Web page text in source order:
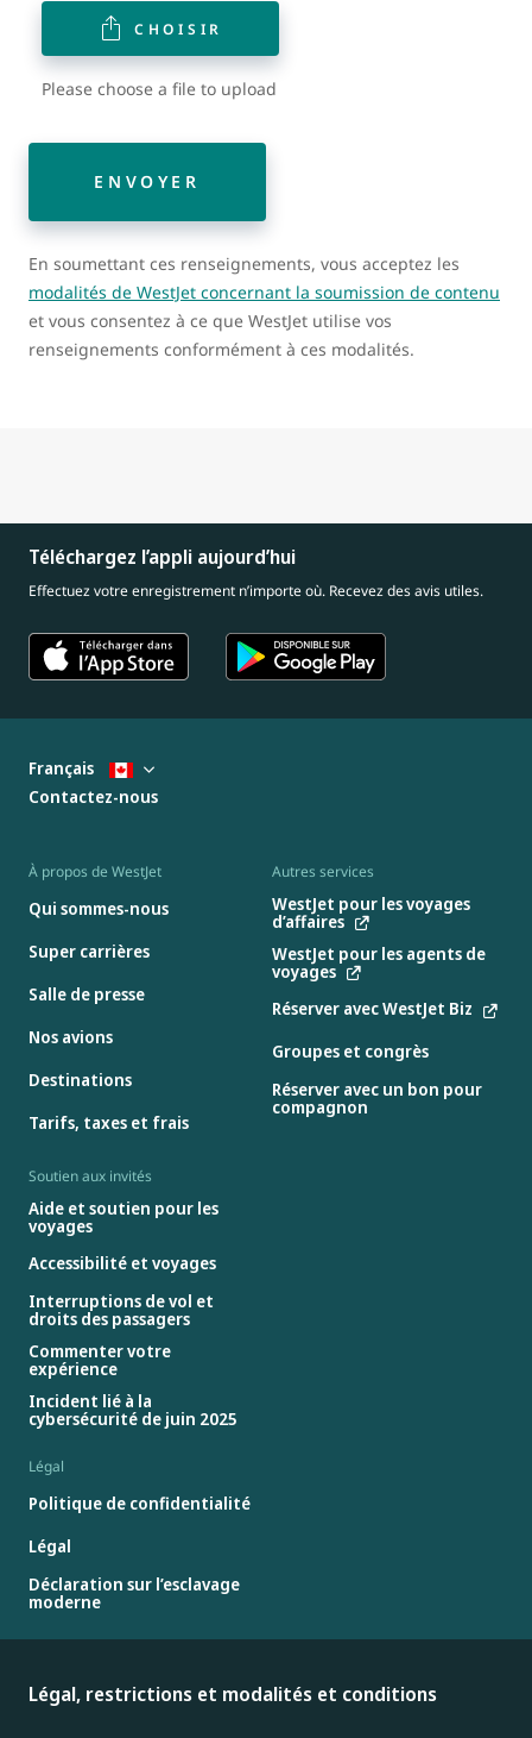
CHOISIR
Please choose a file to upload
ENVOYER
En soumettant ces renseignements, vous acceptez les
modalités de WestJet concernant la soumission de contenu
et vous consentez à ce que WestJet utilise vos
renseignements conformément à ces modalités.
Téléchargez l’appli aujourd’hui
Effectuez votre enregistrement n’importe où. Recevez des avis utiles.
À propos de WestJet
Qui sommes-nous
Super carrières
Salle de presse
Nos avions
Destinations
Tarifs, taxes et frais
Autres services
WestJet pour les voyages
d’affaires
WestJet pour les agents de
voyages
Réserver avec WestJet Biz
Groupes et congrès
Réserver avec un bon pour
compagnon
Soutien aux invités
Aide et soutien pour les
voyages
Accessibilité et voyages
Interruptions de vol et
droits des passagers
Commenter votre
expérience
Incident lié à la
cybersécurité de juin 2025
Légal
Politique de confidentialité
Légal
Déclaration sur l’esclavage
moderne
Français
Contactez-nous
Légal, restrictions et modalités et conditions